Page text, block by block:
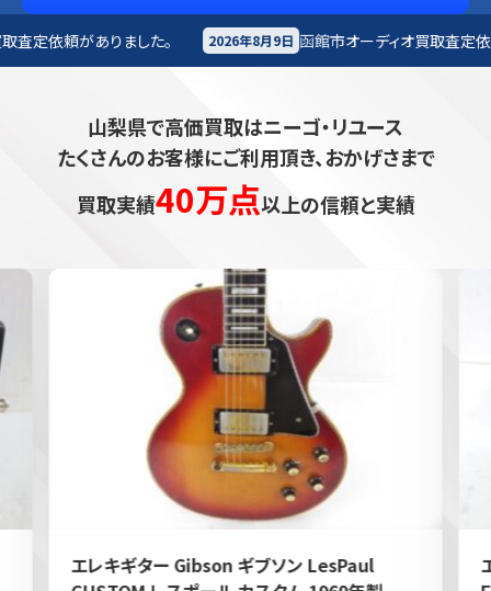
2026年8月9日 函館市オーディオ買取査定依頼がありました。
山梨県で高価買取はニーゴ・リユース
たくさんのお客様にご利用頂き、おかげさまで
買取実績40万点以上の信頼と実績
エレキギター Gibson ギブソン LesPaul